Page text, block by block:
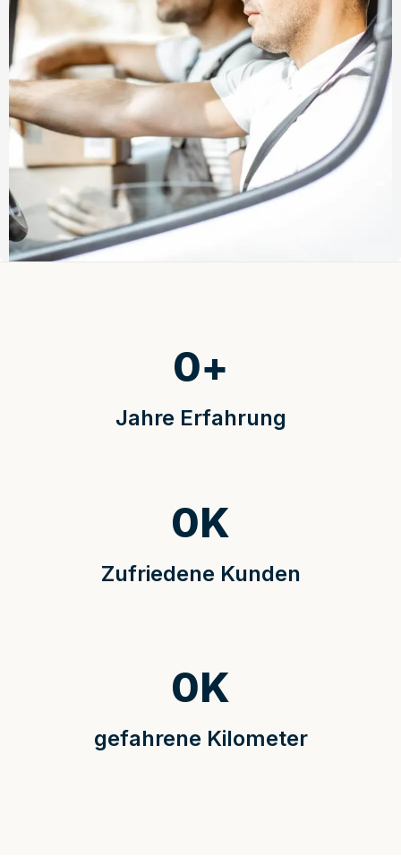
Jahre Erfahrung
0+
Zufriedene Kunden
0K
gefahrene Kilometer
0K